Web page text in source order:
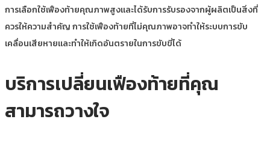
การเลือกใช้เฟืองท้ายคุณภาพสูงและได้รับการรับรองจากผู้ผลิตเป็นสิ่งที่
ควรให้ความสำคัญ การใช้เฟืองท้ายที่ไม่คุณภาพอาจทำให้ระบบการขับ
เคลื่อนเสียหายและทำให้เกิดอันตรายในการขับขี่ได้
บริการเปลี่ยนเฟืองท้ายที่คุณ
สามารถวางใจ